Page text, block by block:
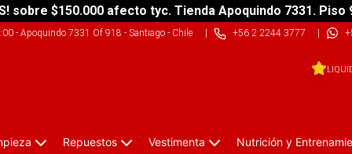
sobre $150.000 afecto tyc. Tienda Apoquindo 7331. Piso
- Apoquindo 7331 Of 918 - Santiago - Chile| +56 2 2244 3777 |
Repuestos Vestimenta Nutrición y